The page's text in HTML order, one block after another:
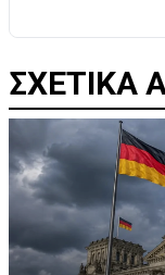
ΣΧΕΤΙΚΑ